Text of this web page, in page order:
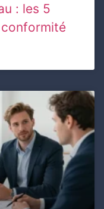
: les 5